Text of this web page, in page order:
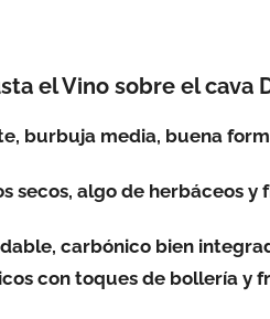
el Vino sobre el cava
burbuja media, buena
secos, algo de herbáceos y
carbónico bien
con toques de bollería y